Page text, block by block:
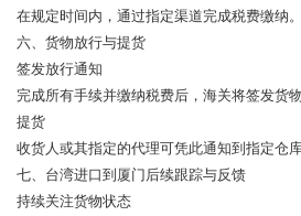
在规定时间内，通过指定渠道完成税费缴纳。
六、货物放行与提货
签发放行通知
完成所有手续并缴纳税费后，海关将签发货物
提货
收货人或其指定的代理可凭此通知到指定仓
七、台湾进口到厦门后续跟踪与反馈
持续关注货物状态